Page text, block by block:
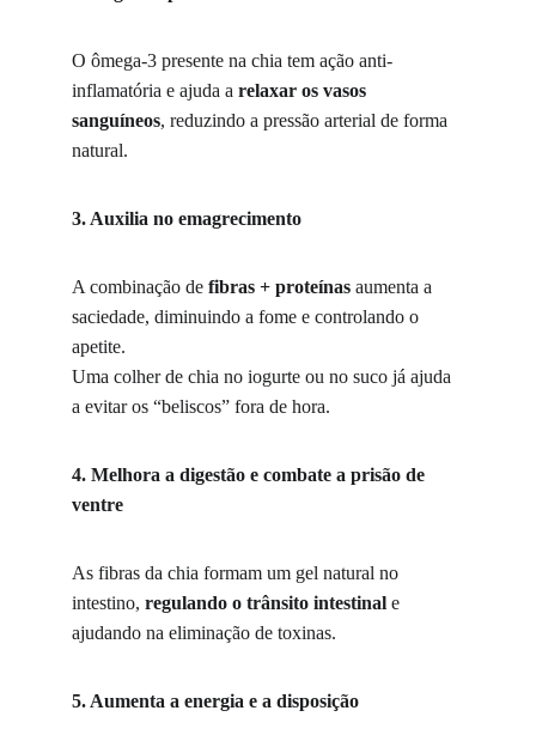
O ômega-3 presente na chia tem ação anti-
inflamatória e ajuda a relaxar os vasos
sanguíneos, reduzindo a pressão arterial de forma
natural.
3. Auxilia no emagrecimento
A combinação de fibras + proteínas aumenta a
saciedade, diminuindo a fome e controlando o
apetite.
Uma colher de chia no iogurte ou no suco já ajuda
a evitar os “beliscos” fora de hora.
4. Melhora a digestão e combate a prisão de
ventre
As fibras da chia formam um gel natural no
intestino, regulando o trânsito intestinal e
ajudando na eliminação de toxinas.
5. Aumenta a energia e a disposição